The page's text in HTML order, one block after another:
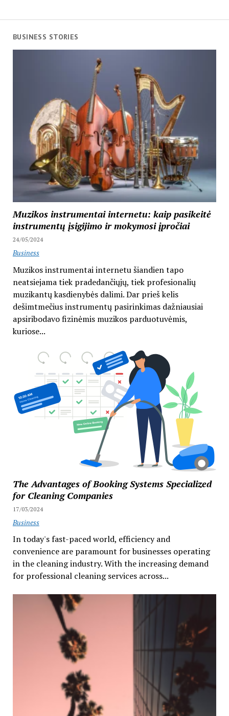
BUSINESS STORIES
Muzikos instrumentai internetu: kaip pasikeitė
instrumentų įsigijimo ir mokymosi įpročiai
24/05/2024
Business
Muzikos instrumentai internetu šiandien tapo
neatsiejama tiek pradedančiųjų, tiek profesionalių
muzikantų kasdienybės dalimi. Dar prieš kelis
dešimtmečius instrumentų pasirinkimas dažniausiai
apsiribodavo fizinėmis muzikos parduotuvėmis,
kuriose...
The Advantages of Booking Systems Specialized
for Cleaning Companies
17/03/2024
Business
In today's fast-paced world, efficiency and
convenience are paramount for businesses operating
in the cleaning industry. With the increasing demand
for professional cleaning services across...